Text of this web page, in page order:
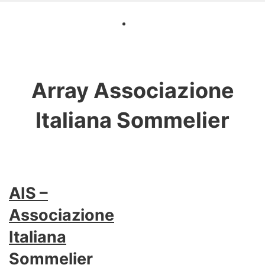
Array Associazione
Italiana Sommelier
AIS –
Associazione
Italiana
Sommelier